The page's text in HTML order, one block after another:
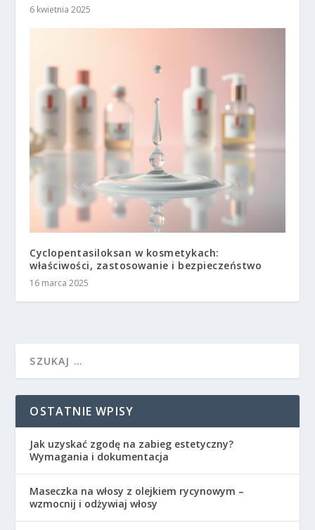
6 kwietnia 2025
Cyclopentasiloksan w kosmetykach:
właściwości, zastosowanie i bezpieczeństwo
16 marca 2025
OSTATNIE WPISY
Jak uzyskać zgodę na zabieg estetyczny?
Wymagania i dokumentacja
Maseczka na włosy z olejkiem rycynowym –
wzmocnij i odżywiaj włosy